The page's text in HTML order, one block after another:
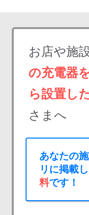
お店や施
の充電器
ら設置し
さまへ
あなたの
リに掲載
料です！